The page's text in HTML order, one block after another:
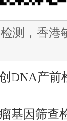
测，香港
DNA产前
基因筛查